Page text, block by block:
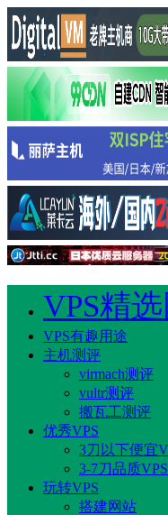
VPS精选
VPS有趣用途
主机测评
virmach测评
vultr测评
搬瓦工测评
优秀VPS
3刀以下便宜
3-7刀品质VPS
玩转VPS
搭建网站